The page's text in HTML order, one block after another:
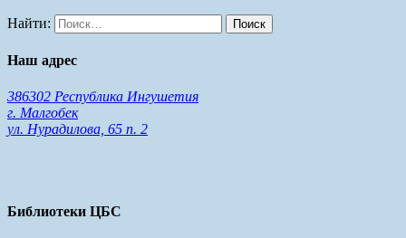
Найти:
Наш адрес
386302 Республика Ингушетия
г. Малгобек
ул. Нурадилова, 65 п. 2
Библиотеки ЦБС